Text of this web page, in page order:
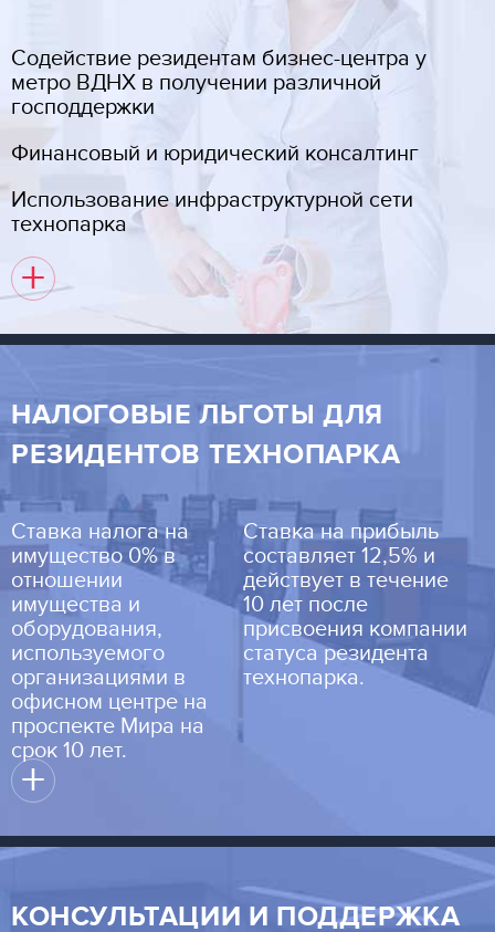
Cодействие резидентам бизнес-центра у
метро ВДНХ в получении различной
господдержки
Финансовый и юридический консалтинг
Использование инфраструктурной сети
технопарка
+
НАЛОГОВЫЕ ЛЬГОТЫ ДЛЯ
РЕЗИДЕНТОВ ТЕХНОПАРКА
Ставка налога на
имущество 0% в
отношении
имущества и
оборудования,
используемого
организациями в
офисном центре на
проспекте Мира на
срок 10 лет.
Ставка на прибыль
составляет 12,5% и
действует в течение
10 лет после
присвоения компании
статуса резидента
технопарка.
+
КОНСУЛЬТАЦИИ И ПОДДЕРЖКА